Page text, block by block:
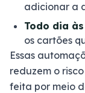
adicionar a
Todo dia
os cartões
Essas
reduzem o
feita por meio